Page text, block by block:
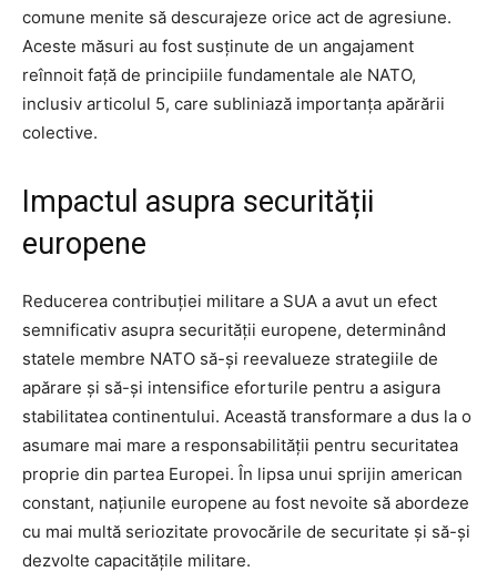
comune menite să descurajeze orice act de agresiune.
Aceste măsuri au fost susținute de un angajament
reînnoit față de principiile fundamentale ale NATO,
inclusiv articolul 5, care subliniază importanța apărării
colective.
Impactul asupra securității
europene
Reducerea contribuției militare a SUA a avut un efect
semnificativ asupra securității europene, determinând
statele membre NATO să-și reevalueze strategiile de
apărare și să-și intensifice eforturile pentru a asigura
stabilitatea continentului. Această transformare a dus la o
asumare mai mare a responsabilității pentru securitatea
proprie din partea Europei. În lipsa unui sprijin american
constant, națiunile europene au fost nevoite să abordeze
cu mai multă seriozitate provocările de securitate și să-și
dezvolte capacitățile militare.